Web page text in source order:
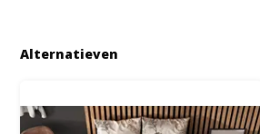
Alternatieven